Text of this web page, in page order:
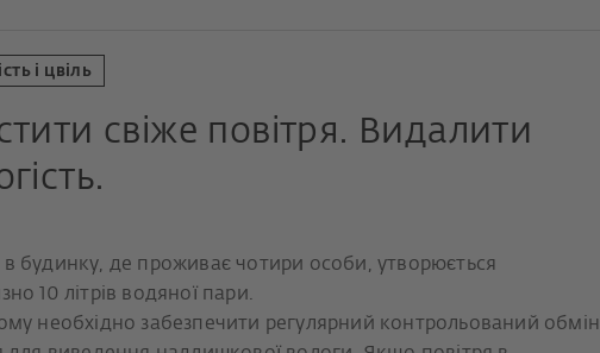
і цвіль
свіже повітря. Видалити
будинку, де проживає чотири особи, утворюється
10 літрів водяної пари.
необхідно забезпечити регулярний контрольований обмін